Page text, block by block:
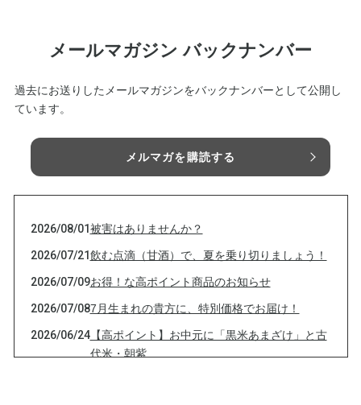
メールマガジン バックナンバー
過去にお送りしたメールマガジンをバックナンバーとして公開し
ています。
メルマガを購読する
2026/08/01被害はありませんか？
2026/07/21飲む点滴（甘酒）で、夏を乗り切りましょう！
2026/07/09お得！な高ポイント商品のお知らせ
2026/07/087月生まれの貴方に、特別価格でお届け！
2026/06/24【高ポイント】お中元に「黒米あまざけ」と古
代米・朝紫